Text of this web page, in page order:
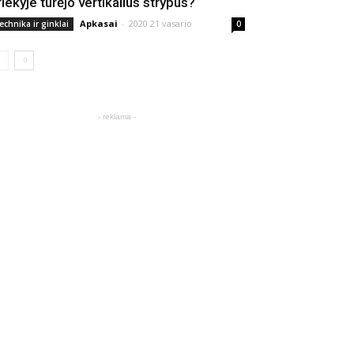
ir ginklai Apkasai - 2020 21 vasario 0
- reklama -